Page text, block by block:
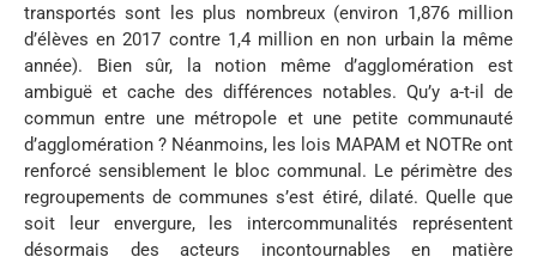
transportés sont les plus nombreux (environ 1,876 million
d’élèves en 2017 contre 1,4 million en non urbain la même
année). Bien sûr, la notion même d’agglomération est
ambiguë et cache des différences notables. Qu’y a-t-il de
commun entre une métropole et une petite communauté
d’agglomération ? Néanmoins, les lois MAPAM et NOTRe ont
renforcé sensiblement le bloc communal. Le périmètre des
regroupements de communes s’est étiré, dilaté. Quelle que
soit leur envergure, les intercommunalités représentent
désormais des acteurs incontournables en matière